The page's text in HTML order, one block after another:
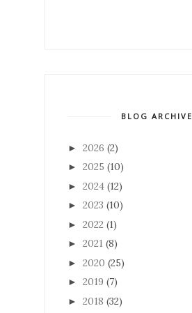
BLOG ARCHIVE
► 2026 (2)
► 2025 (10)
► 2024 (12)
► 2023 (10)
► 2022 (1)
► 2021 (8)
► 2020 (25)
► 2019 (7)
► 2018 (32)